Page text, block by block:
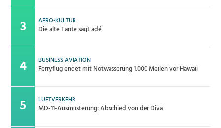
AERO-KULTUR
Die alte Tante sagt adé
BUSINESS AVIATION
Ferryflug endet mit Notwasserung 1.000 Meilen vor Hawaii
LUFTVERKEHR
MD-11-Ausmusterung: Abschied von der Diva